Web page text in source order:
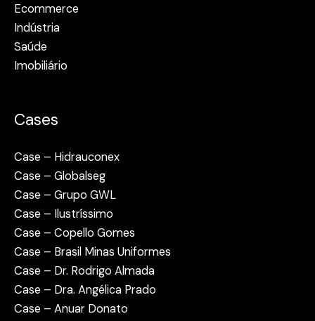
Ecommerce
Indústria
Saúde
Imobiliário
Cases
Case – Hidrauconex
Case – Globalseg
Case – Grupo GWL
Case – Ilustríssimo
Case – Copello Gomes
Case – Brasil Minas Uniformes
Case – Dr. Rodrigo Almada
Case – Dra. Angélica Prado
Case – Anuar Donato